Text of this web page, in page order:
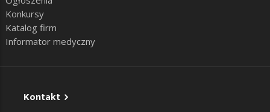
Konkursy
Katalog firm
Informator medyczny
Kontakt